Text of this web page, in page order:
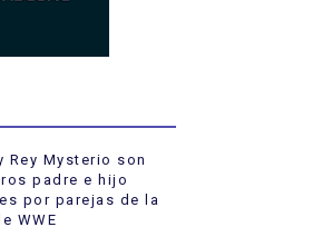
Rey Mysterio son
padre e hijo
por parejas de la
WWE